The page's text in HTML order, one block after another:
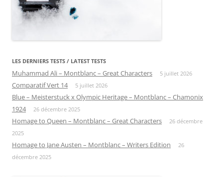
LES DERNIERS TESTS / LATEST TESTS
Muhammad Ali – Montblanc – Great Characters 5 juillet 2026
Comparatif Vert 14 5 juillet 2026
Blue – Meisterstuck x Olympic Heritage – Montblanc – Chamonix
1924
26 décembre 2025
Homage to Queen – Montblanc – Great Characters
26 décembre
2025
Homage to Jane Austen – Montblanc – Writers Edition
26
décembre 2025